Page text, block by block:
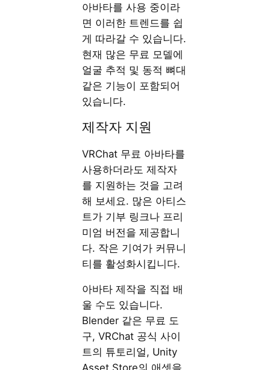
아바타를 사용 중이라
면 이러한 트렌드를 쉽
게 따라갈 수 있습니다.
현재 많은 무료 모델에
얼굴 추적 및 동적 뼈대
같은 기능이 포함되어
있습니다.
제작자 지원
VRChat 무료 아바타를
사용하더라도 제작자
를 지원하는 것을 고려
해 보세요. 많은 아티스
트가 기부 링크나 프리
미엄 버전을 제공합니
다. 작은 기여가 커뮤니
티를 활성화시킵니다.
아바타 제작을 직접 배
울 수도 있습니다.
Blender 같은 무료 도
구, VRChat 공식 사이
트의 튜토리얼, Unity